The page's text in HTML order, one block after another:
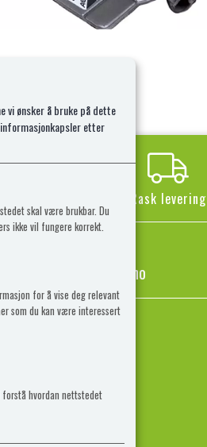
Rask levering
Lekegiganten.no
Kontakt oss
vi ønsker å bruke på dette
etter
skal være brukbar. Du
ikke vil fungere korrekt.
for å vise deg relevant
som du kan være interessert
hvordan nettstedet